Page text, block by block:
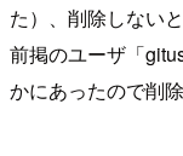
た）、削除しない
前掲のユーザ「
かにあったので削